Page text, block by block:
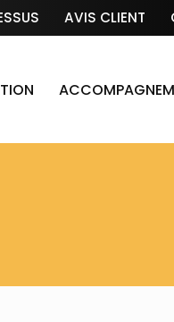
AVIS CLIENT